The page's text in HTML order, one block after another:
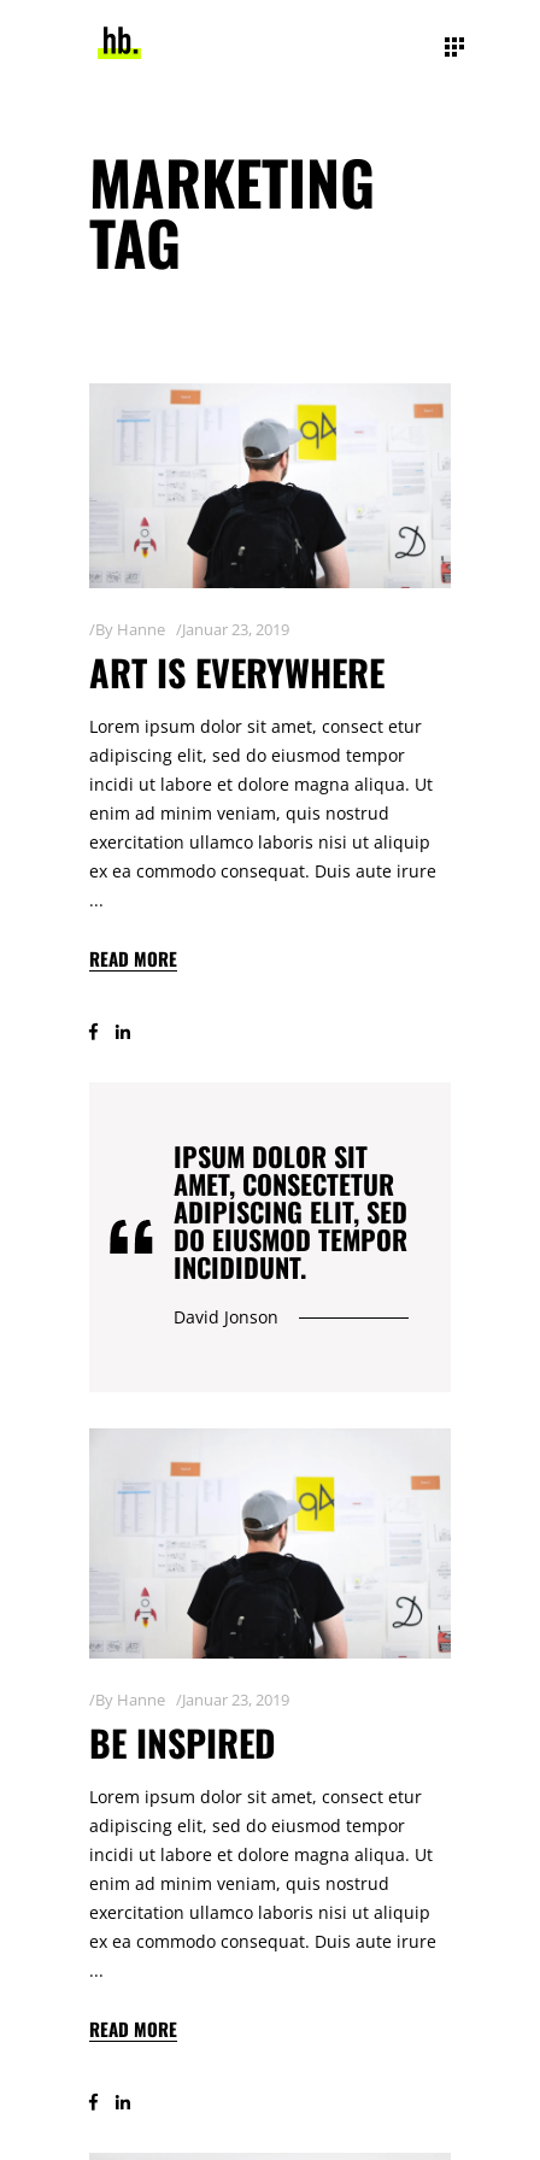
MARKETING
TAG
By Hanne Januar 23, 2019
ART IS EVERYWHERE
Lorem ipsum dolor sit amet, consect etur
adipiscing elit, sed do eiusmod tempor
incidi ut labore et dolore magna aliqua. Ut
enim ad minim veniam, quis nostrud
exercitation ullamco laboris nisi ut aliquip
ex ea commodo consequat. Duis aute irure
READ MORE
IPSUM DOLOR SIT
AMET, CONSECTETUR
ADIPISCING ELIT, SED
DO EIUSMOD TEMPOR
INCIDIDUNT.
David Jonson
By Hanne Januar 23, 2019
BE INSPIRED
Lorem ipsum dolor sit amet, consect etur
adipiscing elit, sed do eiusmod tempor
incidi ut labore et dolore magna aliqua. Ut
enim ad minim veniam, quis nostrud
exercitation ullamco laboris nisi ut aliquip
ex ea commodo consequat. Duis aute irure
READ MORE